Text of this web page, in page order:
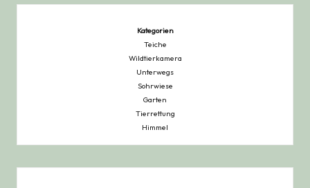
Kategorien
Teiche
Wildtierkamera
Unterwegs
Sohrwiese
Garten
Tierrettung
Himmel